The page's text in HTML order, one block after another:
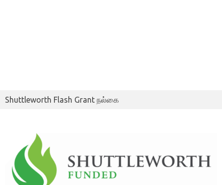
Shuttleworth Flash Grant நல்கை